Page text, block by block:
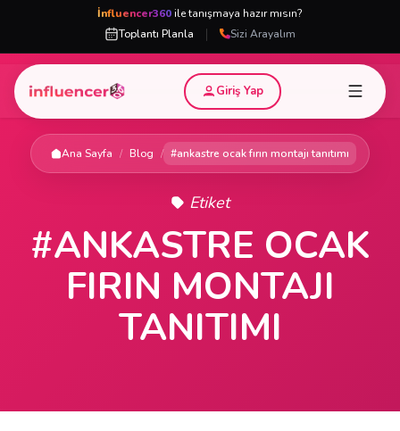
İnfluencer360 ile tanışmaya hazır mısın?
Toplantı Planla
| Sizi Arayalım
Giriş Yap
Ana Sayfa / Blog / #ankastre ocak fırın montajı tanıtımı
Etiket
#ANKASTRE OCAK
FIRIN MONTAJI
TANITIMI